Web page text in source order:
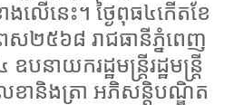
លើនេះ។ ថ្ងៃពុធ៤កើតខែ
ស២៥៦៨ រាជធានីភ្នំពេញ
បនាយករដ្ឋមន្ត្រីរដ្ឋមន្ត្រី
ខានិងត្រា អភិសន្តិបណ្ឌិត